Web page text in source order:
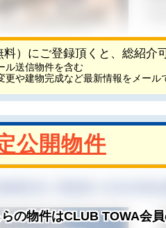
料）にご登録頂くと、総紹介
ル送信物件を含む
や建物完成など最新情報をメール
公開物件
の物件はCLUB TOWA会